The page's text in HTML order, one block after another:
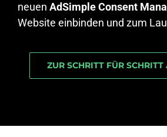
neuen AdSimple Consent
Website einbinden und zum
ZUR SCHRITT FÜR SCHRITT